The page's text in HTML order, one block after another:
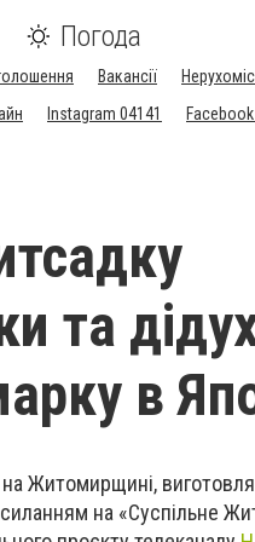
Погода
Вакансії
Instagram 04141
та
в
Житомирщині,
на «Суспільне